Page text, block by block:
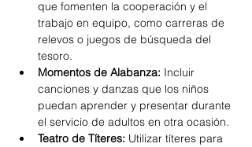
que fomenten la cooperación y el
trabajo en equipo, como carreras de
relevos o juegos de búsqueda del
tesoro.
Momentos de Alabanza: Incluir
canciones y danzas que los niños
puedan aprender y presentar durante
el servicio de adultos en otra ocasión.
Teatro de Títeres: Utilizar títeres para